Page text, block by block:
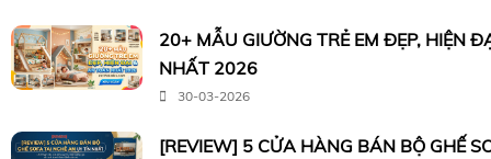
20+ MẪU GIƯỜNG TRẺ EM ĐẸP, HIỆN
NHẤT 2026
30-03-2026
[REVIEW] 5 CỬA HÀNG BÁN BỘ GHẾ